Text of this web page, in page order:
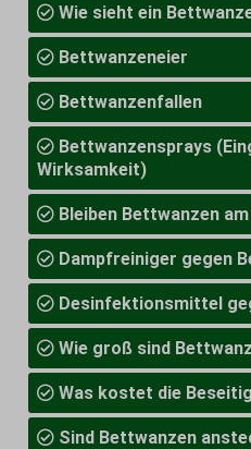
Wie sieht ein
Bettwanzeneier
Bettwanzenfallen
Bettwanzensprays
Wirksamkeit)
Bleiben Bettwanzen
Dampfreiniger gegen
Desinfektionsmittel
Wie groß sind
Was kostet die
Sind Bettwanzen